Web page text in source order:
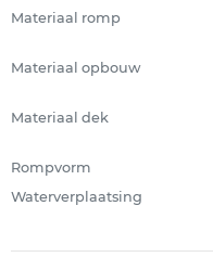
Materiaal romp
Materiaal opbouw
Materiaal dek
Rompvorm
Waterverplaatsing